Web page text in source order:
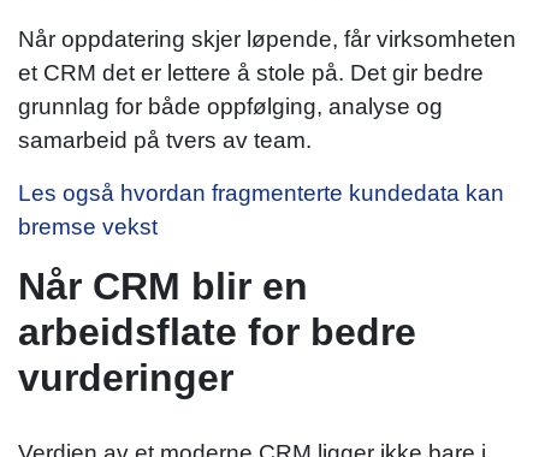
Når oppdatering skjer løpende, får virksomheten
et CRM det er lettere å stole på. Det gir bedre
grunnlag for både oppfølging, analyse og
samarbeid på tvers av team.
Les også hvordan fragmenterte kundedata kan
bremse vekst
Når CRM blir en
arbeidsflate for bedre
vurderinger